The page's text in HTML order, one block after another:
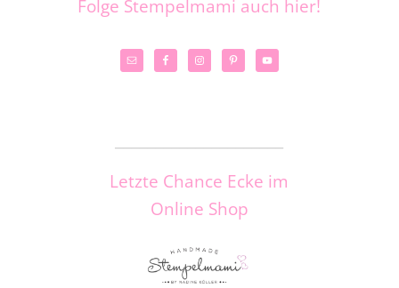
Folge Stempelmami auch hier!
Letzte Chance Ecke im
Online Shop